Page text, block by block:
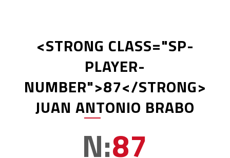
<STRONG CLASS="SP-
PLAYER-
NUMBER">87</STRONG>
JUAN ANTONIO BRABO
N:87